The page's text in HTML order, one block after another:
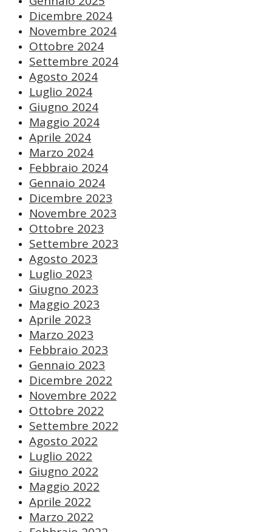
Dicembre 2024
Novembre 2024
Ottobre 2024
Settembre 2024
Agosto 2024
Luglio 2024
Giugno 2024
Maggio 2024
Aprile 2024
Marzo 2024
Febbraio 2024
Gennaio 2024
Dicembre 2023
Novembre 2023
Ottobre 2023
Settembre 2023
Agosto 2023
Luglio 2023
Giugno 2023
Maggio 2023
Aprile 2023
Marzo 2023
Febbraio 2023
Gennaio 2023
Dicembre 2022
Novembre 2022
Ottobre 2022
Settembre 2022
Agosto 2022
Luglio 2022
Giugno 2022
Maggio 2022
Aprile 2022
Marzo 2022